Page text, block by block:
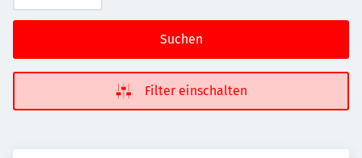
Suchen
Filter einschalten